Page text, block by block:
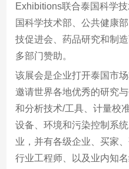
Exhibitions联合泰国科学
国科学技术部、公共健康
技促进会、药品研究和制
多部门赞助。
该展会是企业打开泰国市
邀请世界各地优秀的研究
和分析技术/工具、计量校
设备、环境和污染控制系
业，并有各级企业、买家
行业工程师、以及业内知